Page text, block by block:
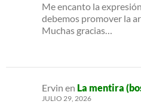
Me encanto la
debemos promover la
Muchas gracias…
Ervin en La mentira
JULIO 29, 2026